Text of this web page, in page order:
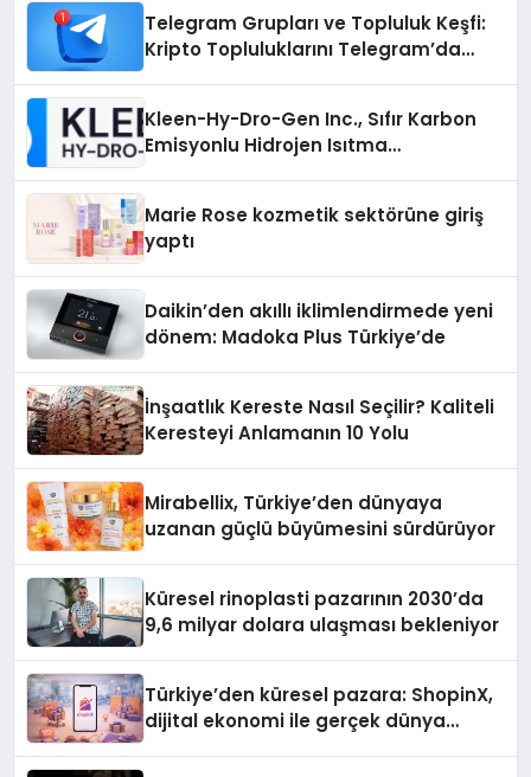
Telegram Grupları ve Topluluk Keşfi:
Kripto Topluluklarını Telegram’da
Kleen-Hy-Dro-Gen Inc., Sıfır Karbon
Emisyonlu Hidrojen Isıtma
Marie Rose kozmetik sektörüne giriş
yaptı
Daikin’den akıllı iklimlendirmede yeni
dönem: Madoka Plus Türkiye’de
İnşaatlık Kereste Nasıl Seçilir? Kaliteli
Keresteyi Anlamanın 10 Yolu
Mirabellix, Türkiye’den dünyaya
uzanan güçlü büyümesini sürdürüyor
Küresel rinoplasti pazarının 2030’da
9,6 milyar dolara ulaşması bekleniyor
Türkiye’den küresel pazara: ShopinX,
dijital ekonomi ile gerçek dünya